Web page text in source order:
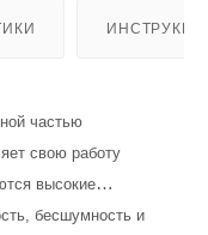
частью
свою работу
высокие
бесшумность и